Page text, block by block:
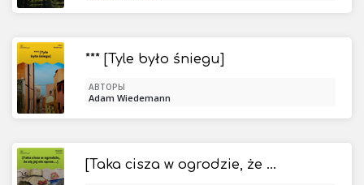
*** [Tyle było śniegu]
АВТОРЫ
Adam Wiedemann
[Taka cisza w ogrodzie, że się jej nie oprze...]